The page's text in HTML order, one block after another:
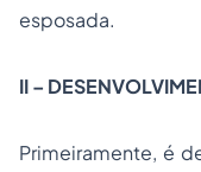
esposada.
II –
Primeiramente, é